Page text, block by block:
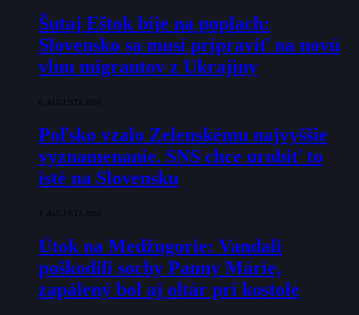
Šutaj Eštok bije na poplach:
Slovensko sa musí pripraviť na novú
vlnu migrantov z Ukrajiny
6. AUGUSTA 2026
Poľsko vzalo Zelenskému najvyššie
vyznamenanie. SNS chce urobiť to
isté na Slovensku
1. AUGUSTA 2026
Útok na Medžugorie: Vandali
poškodili sochy Panny Márie,
zapálený bol aj oltár pri kostole